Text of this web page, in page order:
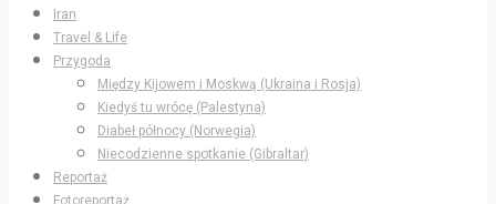
Iran
Travel & Life
Przygoda
Między Kijowem i Moskwą (Ukraina i Rosja)
Kiedyś tu wrócę (Palestyna)
Diabeł północy (Norwegia)
Niecodzienne spotkanie (Gibraltar)
Reportaż
Fotoreportaż